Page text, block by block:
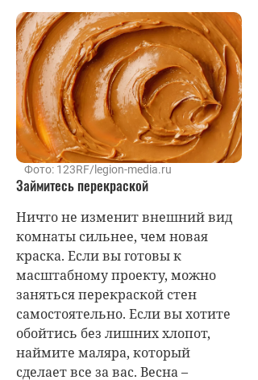
Фото: 123RF/legion-media.ru
Займитесь перекраской
Ничто не изменит внешний вид
комнаты сильнее, чем новая
краска. Если вы готовы к
масштабному проекту, можно
заняться перекраской стен
самостоятельно. Если вы хотите
обойтись без лишних хлопот,
наймите маляра, который
сделает все за вас. Весна –